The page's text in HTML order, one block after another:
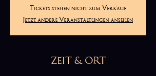
Tickets stehen nicht zum Verkauf
Jetzt andere Veranstaltungen ansehen
ZEIT & ORT